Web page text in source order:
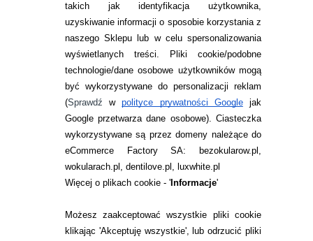
takich jak identyfikacja użytkownika,
uzyskiwanie informacji o sposobie korzystania z
naszego Sklepu lub w celu spersonalizowania
wyświetlanych treści.
Pliki cookie/podobne
technologie/dane osobowe użytkowników mogą
być wykorzystywane do personalizacji reklam
(Sprawdźwpolityce prywatności Googlejak
Google przetwarza dane osobowe). Ciasteczka
wykorzystywane są przez domeny należące do
eCommerce Factory SA: bezokularow.pl,
wokularach.pl, dentilove.pl, luxwhite.pl
Więcej o plikach cookie - 'Informacje'
Możesz zaakceptować wszystkie pliki cookie
klikając 'Akceptuję wszystkie', lub odrzucić pliki
INFORMACJE KONTAKTOWE
JAK ZAMAWIAĆ?
ZWROTY I REKLAMACJA
WARUNKI ZAKUPÓW
RANKINGI SOCZEWEK
SOCZEWKI KOLOROWE
Zwrot (odstąpienie od umowy)